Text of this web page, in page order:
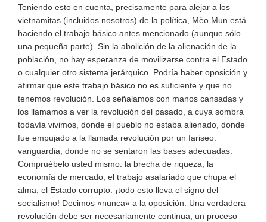
Teniendo esto en cuenta, precisamente para alejar a los
vietnamitas (incluidos nosotros) de la política, Mèo Mun está
haciendo el trabajo básico antes mencionado (aunque sólo
una pequeña parte). Sin la abolición de la alienación de la
población, no hay esperanza de movilizarse contra el Estado
o cualquier otro sistema jerárquico. Podría haber oposición y
afirmar que este trabajo básico no es suficiente y que no
tenemos revolución. Los señalamos con manos cansadas y
los llamamos a ver la revolución del pasado, a cuya sombra
todavía vivimos, donde el pueblo no estaba alienado, donde
fue empujado a la llamada revolución por un fariseo.
vanguardia, donde no se sentaron las bases adecuadas.
Compruébelo usted mismo: la brecha de riqueza, la
economía de mercado, el trabajo asalariado que chupa el
alma, el Estado corrupto: ¡todo esto lleva el signo del
socialismo! Decimos «nunca» a la oposición. Una verdadera
revolución debe ser necesariamente continua, un proceso